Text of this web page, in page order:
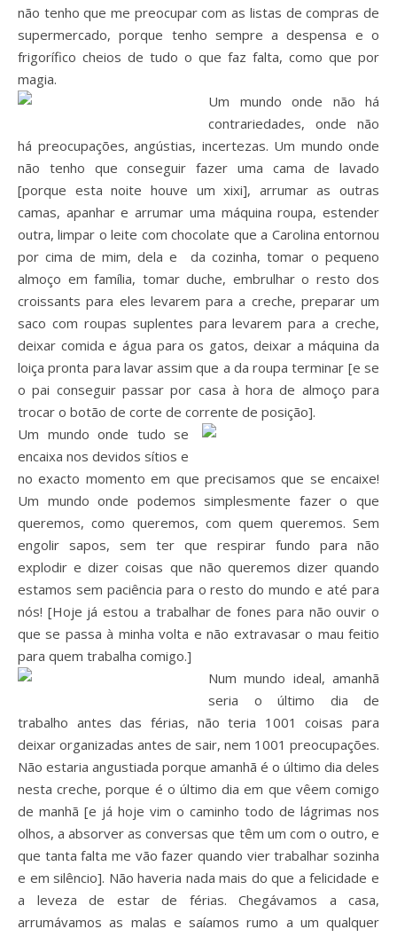
não tenho que me preocupar com as listas de compras de
supermercado, porque tenho sempre a despensa e o
frigorífico cheios de tudo o que faz falta, como que por
magia.
Um mundo onde não há
contrariedades, onde não
há preocupações, angústias, incertezas. Um mundo onde
não tenho que conseguir fazer uma cama de lavado
[porque esta noite houve um xixi], arrumar as outras
camas, apanhar e arrumar uma máquina roupa, estender
outra, limpar o leite com chocolate que a Carolina entornou
por cima de mim, dela e da cozinha, tomar o pequeno
almoço em família, tomar duche, embrulhar o resto dos
croissants para eles levarem para a creche, preparar um
saco com roupas suplentes para levarem para a creche,
deixar comida e água para os gatos, deixar a máquina da
loiça pronta para lavar assim que a da roupa terminar [e se
o pai conseguir passar por casa à hora de almoço para
trocar o botão de corte de corrente de posição].
Um mundo onde tudo se
encaixa nos devidos sítios e
no exacto momento em que precisamos que se encaixe!
Um mundo onde podemos simplesmente fazer o que
queremos, como queremos, com quem queremos. Sem
engolir sapos, sem ter que respirar fundo para não
explodir e dizer coisas que não queremos dizer quando
estamos sem paciência para o resto do mundo e até para
nós! [Hoje já estou a trabalhar de fones para não ouvir o
que se passa à minha volta e não extravasar o mau feitio
para quem trabalha comigo.]
Num mundo ideal, amanhã
seria o último dia de
trabalho antes das férias, não teria 1001 coisas para
deixar organizadas antes de sair, nem 1001 preocupações.
Não estaria angustiada porque amanhã é o último dia deles
nesta creche, porque é o último dia em que vêem comigo
de manhã [e já hoje vim o caminho todo de lágrimas nos
olhos, a absorver as conversas que têm um com o outro, e
que tanta falta me vão fazer quando vier trabalhar sozinha
e em silêncio]. Não haveria nada mais do que a felicidade e
a leveza de estar de férias. Chegávamos a casa,
arrumávamos as malas e saíamos rumo a um qualquer